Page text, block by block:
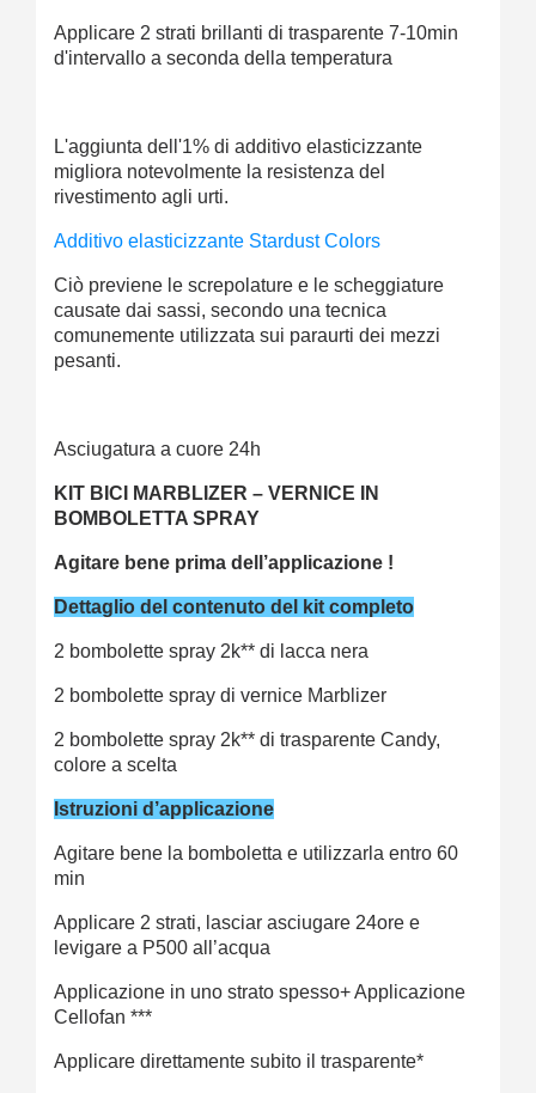
Applicare 2 strati brillanti di trasparente 7-10min
d'intervallo a seconda della temperatura
L'aggiunta dell'1% di additivo elasticizzante
migliora notevolmente la resistenza del
rivestimento agli urti.
Additivo elasticizzante Stardust Colors
Ciò previene le screpolature e le scheggiature
causate dai sassi, secondo una tecnica
comunemente utilizzata sui paraurti dei mezzi
pesanti.
Asciugatura a cuore 24h
KIT BICI MARBLIZER – VERNICE IN
BOMBOLETTA SPRAY
Agitare bene prima dell’applicazione !
Dettaglio del contenuto del kit completo
2 bombolette spray 2k** di lacca nera
2 bombolette spray di vernice Marblizer
2 bombolette spray 2k** di trasparente Candy,
colore a scelta
Istruzioni d’applicazione
Agitare bene la bomboletta e utilizzarla entro 60
min
Applicare 2 strati, lasciar asciugare 24ore e
levigare a P500 all’acqua
Applicazione in uno strato spesso+ Applicazione
Cellofan ***
Applicare direttamente subito il trasparente*